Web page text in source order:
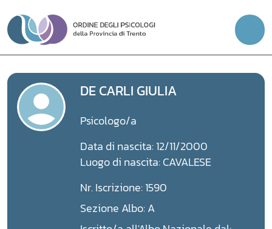
Vai
DE CARLI GIULIA
Psicologo/a
Data di nascita: 12/11/2000
Luogo di nascita: CAVALESE
Nr. Iscrizione: 1590
Sezione Albo: A